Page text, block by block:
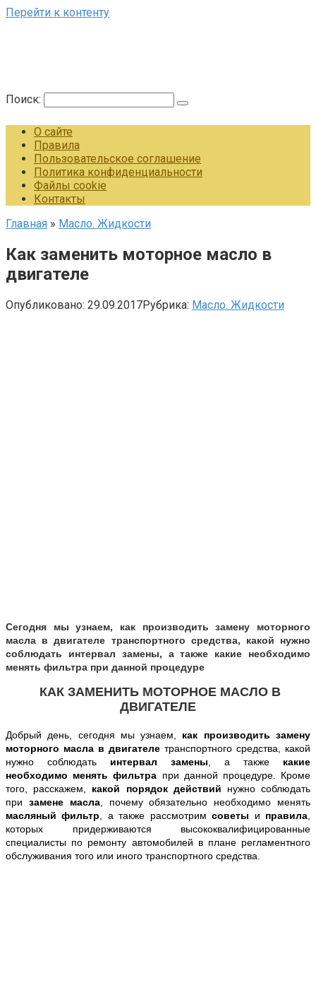
Перейти к контенту
Поиск:
О сайте
Правила
Пользовательское соглашение
Политика конфиденциальности
Файлы cookie
Контакты
Главная » Масло. Жидкости
Как заменить моторное масло в
двигателе
Опубликовано: 29.09.2017Рубрика: Масло. Жидкости
Сегодня мы узнаем, как производить замену моторного
масла в двигателе транспортного средства, какой нужно
соблюдать интервал замены, а также какие необходимо
менять фильтра при данной процедуре
КАК ЗАМЕНИТЬ МОТОРНОЕ МАСЛО В
ДВИГАТЕЛЕ
Добрый день, сегодня мы узнаем, как производить замену
моторного масла в двигателе транспортного средства, какой
нужно соблюдать интервал замены , а также какие
необходимо менять фильтра при данной процедуре. Кроме
того, расскажем, какой порядок действий нужно соблюдать
при замене масла, почему обязательно необходимо менять
масляный фильтр , а также рассмотримсоветы и правила
которых придерживаются высококвалифицированные
специалисты по ремонту автомобилей в плане регламентного
обслуживания того или иного транспортного средства.